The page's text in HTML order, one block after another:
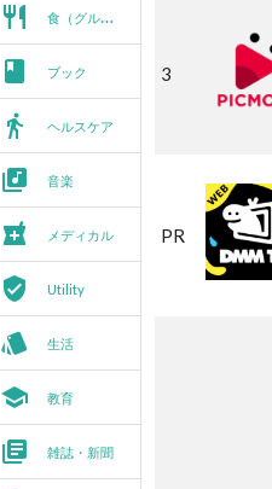
restaurant 食（グルメ）
book ブック
directions_walk ヘルスケア
library_music 音楽
local_pharmacy メディカル
verified_user Utility
style 生活
school 教育
library_books 雑誌・新聞
3
PR